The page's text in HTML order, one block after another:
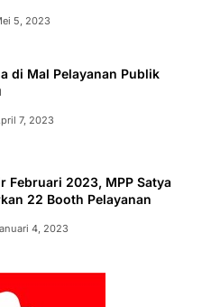
5, 2023
di Mal Pelayanan Publik
7, 2023
Februari 2023, MPP Satya
22 Booth Pelayanan
4, 2023